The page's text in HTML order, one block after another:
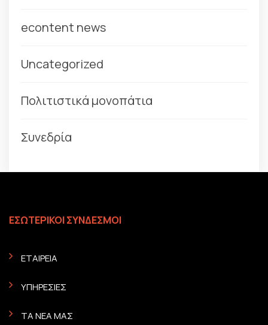
econtent news
Uncategorized
Πολιτιστικά μονοπάτια
Συνεδρία
ΕΣΩΤΕΡΙΚΟΙ ΣΥΝΔΕΣΜΟΙ
ΕΤΑΙΡΕΙΑ
ΥΠΗΡΕΣΙΕΣ
ΤΑ ΝΕΑ ΜΑΣ